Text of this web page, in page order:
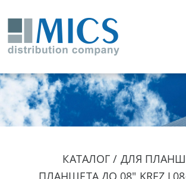
КАТАЛОГ / ДЛЯ
ПЛАНШЕТА ДО 08" KREZ